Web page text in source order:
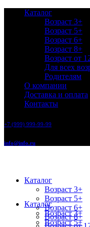
Каталог
Возраст 3+
Возраст 5+
Возраст 6+
Возраст 8+
Возраст от
Для всех
Родителям
О компании
Доставка и оплата
Контакты
+7 (999) 999-99-99
info@info.ru
Каталог
Возраст 3+
Возраст 5+
Возраст 6+
Возраст 8+
Каталог
Возраст 3+
Возраст 5+